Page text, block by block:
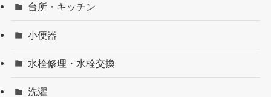
台所・キッチン
小便器
水栓修理・水栓交換
洗濯